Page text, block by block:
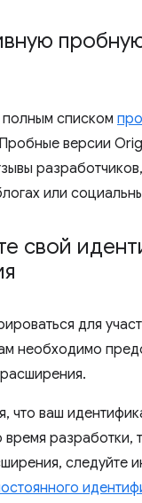
списком
версии
или
свой
для
необходимо
что ваш
время разработки,
следуйте